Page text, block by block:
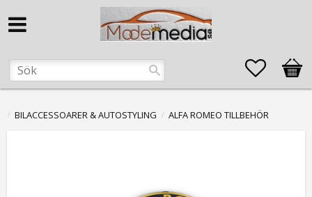
Favoriter
BILACCESSOARER & AUTOSTYLING ALFA ROMEO TILLBEHÖR